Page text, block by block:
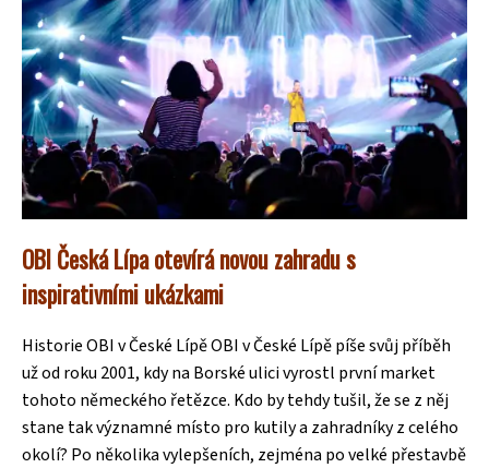
OBI Česká Lípa otevírá novou zahradu s
inspirativními ukázkami
Historie OBI v České Lípě OBI v České Lípě píše svůj příběh
už od roku 2001, kdy na Borské ulici vyrostl první market
tohoto německého řetězce. Kdo by tehdy tušil, že se z něj
stane tak významné místo pro kutily a zahradníky z celého
okolí? Po několika vylepšeních, zejména po velké přestavbě